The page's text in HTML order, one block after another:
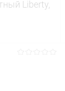
Liberty,